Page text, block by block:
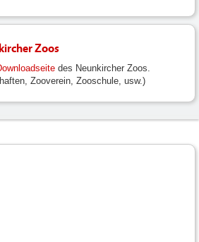
Zoos
des Neunkircher Zoos.
Zooverein, Zooschule, usw.)